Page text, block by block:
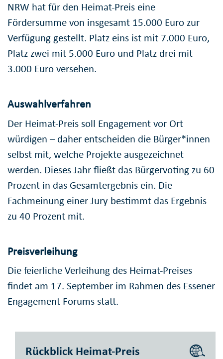
NRW hat für den Heimat-Preis eine
Fördersumme von insgesamt 15.000 Euro zur
Verfügung gestellt. Platz eins ist mit 7.000 Euro,
Platz zwei mit 5.000 Euro und Platz drei mit
3.000 Euro versehen.
Auswahlverfahren
Der Heimat-Preis soll Engagement vor Ort
würdigen – daher entscheiden die Bürger*innen
selbst mit, welche Projekte ausgezeichnet
werden. Dieses Jahr fließt das Bürgervoting zu 60
Prozent in das Gesamtergebnis ein. Die
Fachmeinung einer Jury bestimmt das Ergebnis
zu 40 Prozent mit.
Preisverleihung
Die feierliche Verleihung des Heimat-Preises
findet am 17. September im Rahmen des Essener
Engagement Forums statt.
Rückblick Heimat-Preis